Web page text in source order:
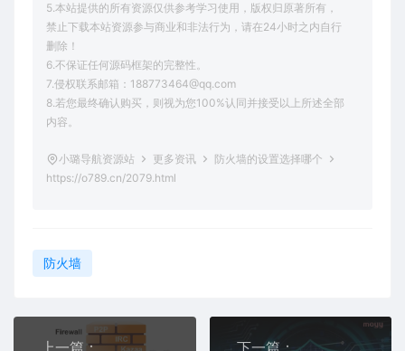
5.本站提供的所有资源仅供参考学习使用，版权归原著所有，
禁止下载本站资源参与商业和非法行为，请在24小时之内自行
删除！
6.不保证任何源码框架的完整性。
7.侵权联系邮箱：188773464@qq.com
8.若您最终确认购买，则视为您100%认同并接受以上所述全部
内容。
小璐导航资源站 更多资讯
防火墙的设置选择哪个
https://o789.cn/2079.html
防火墙
上一篇：
下一篇：